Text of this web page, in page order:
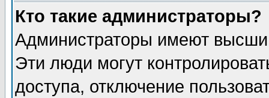
Кто такие администраторы?
Администраторы имеют
Эти люди могут
доступа, отключение